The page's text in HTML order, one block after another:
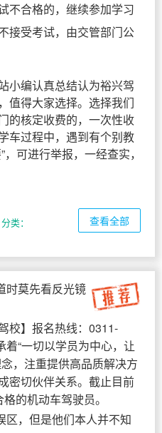
不合格的，继续参加学习
接受考试，由交管部门公
小编认真总结认为裕兴驾
值得大家选择。选择我们
的核定收费的，一次性收
车过程中，遇到有个别教
可进行举报，一经查实，
分类：
查看全部
时莫先看反光镜
校】报名热线：0311-
“一切以学员为中心，让
，注重提供高品质解决方
密切伙伴关系。截止目前
的机动车驾驶员。
区，但是他们本人并不知